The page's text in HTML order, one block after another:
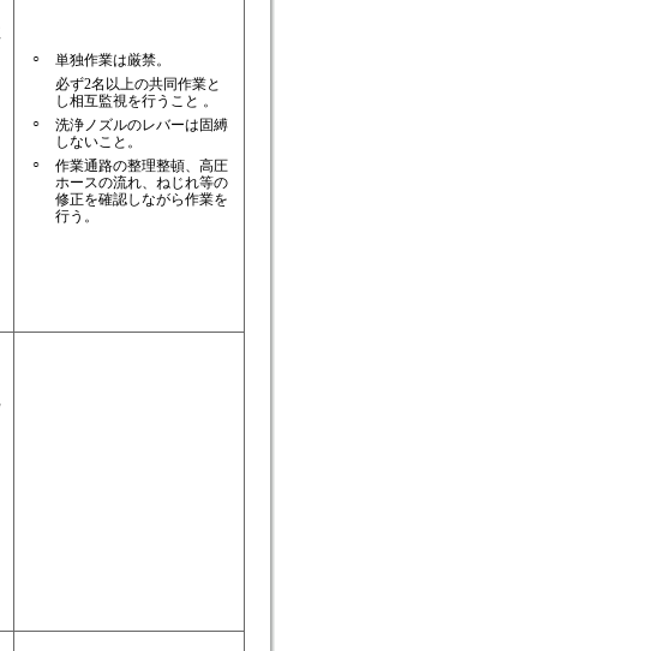
○
単独作業は厳禁。
必ず2名以上の共同作業と
し相互監視を行うこと 。
○
洗浄ノズルのレバーは固縛
しないこと。
○
作業通路の整理整頓、高圧
ホースの流れ、ねじれ等の
修正を確認しながら作業を
行う。